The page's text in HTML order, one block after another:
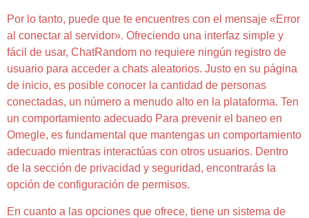
Por lo tanto, puede que te encuentres con el mensaje «Error
al conectar al servidor». Ofreciendo una interfaz simple y
fácil de usar, ChatRandom no requiere ningún registro de
usuario para acceder a chats aleatorios. Justo en su página
de inicio, es posible conocer la cantidad de personas
conectadas, un número a menudo alto en la plataforma. Ten
un comportamiento adecuado Para prevenir el baneo en
Omegle, es ⁤fundamental que mantengas un comportamiento
adecuado mientras interactúas con otros usuarios. Dentro
de la sección de privacidad y seguridad, encontrarás la
opción de configuración de permisos.
En cuanto a las opciones que ofrece, tiene un sistema de